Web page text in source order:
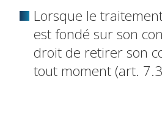
Lorsque le
est fondé sur son
droit de retirer son
tout moment (art.